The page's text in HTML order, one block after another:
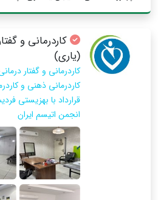
کاردرمانی و
(یاری)
کاردرمانی و گفتار
کاردرمانی ذهنی و
قرارداد با بهزیستی
انجمن اتیسم ایران